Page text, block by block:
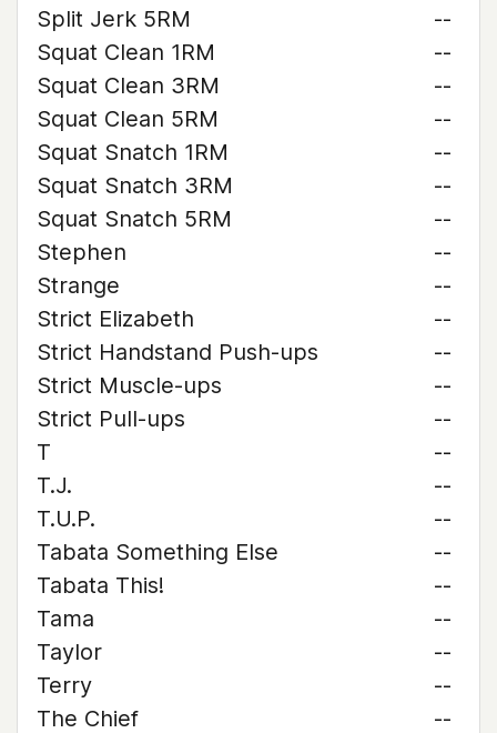
Split Jerk 5RM
--
Squat Clean 1RM
--
Squat Clean 3RM
--
Squat Clean 5RM
--
Squat Snatch 1RM
--
Squat Snatch 3RM
--
Squat Snatch 5RM
--
Stephen
--
Strange
--
Strict Elizabeth
--
Strict Handstand Push-ups
--
Strict Muscle-ups
--
Strict Pull-ups
--
T
--
T.J.
--
T.U.P.
--
Tabata Something Else
--
Tabata This!
--
Tama
--
Taylor
--
Terry
--
The Chief
--